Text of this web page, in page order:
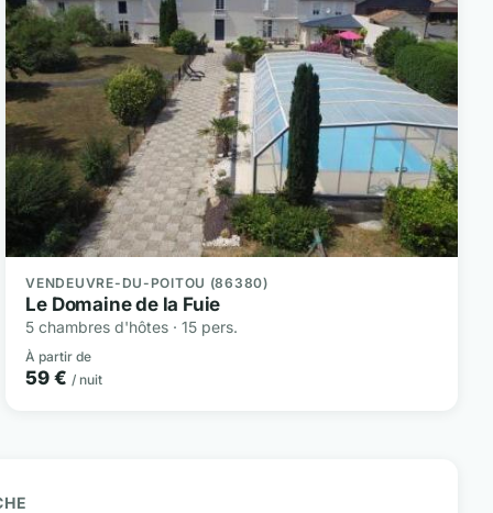
VENDEUVRE-DU-POITOU (86380)
Le Domaine de la Fuie
5 chambres d'hôtes · 15 pers.
À partir de
59 €/ nuit